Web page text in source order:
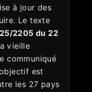
à jour des
Le texte
2205 du 22
vieille
communiqué
est
les 27 pays